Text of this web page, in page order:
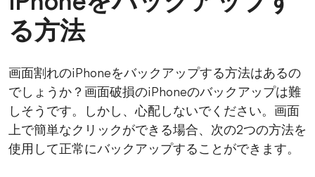
る方法
画面割れのiPhoneをバックアップする方法はあるの
でしょうか？画面破損のiPhoneのバックアップは難
しそうです。しかし、心配しないでください。画面
上で簡単なクリックができる場合、次の2つの方法を
使用して正常にバックアップすることができます。